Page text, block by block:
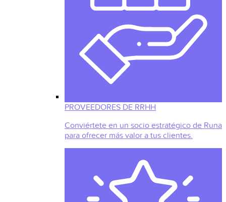
PROVEEDORES DE RRHH
Conviértete en un socio estratégico de Runa
para ofrecer más valor a tus clientes.